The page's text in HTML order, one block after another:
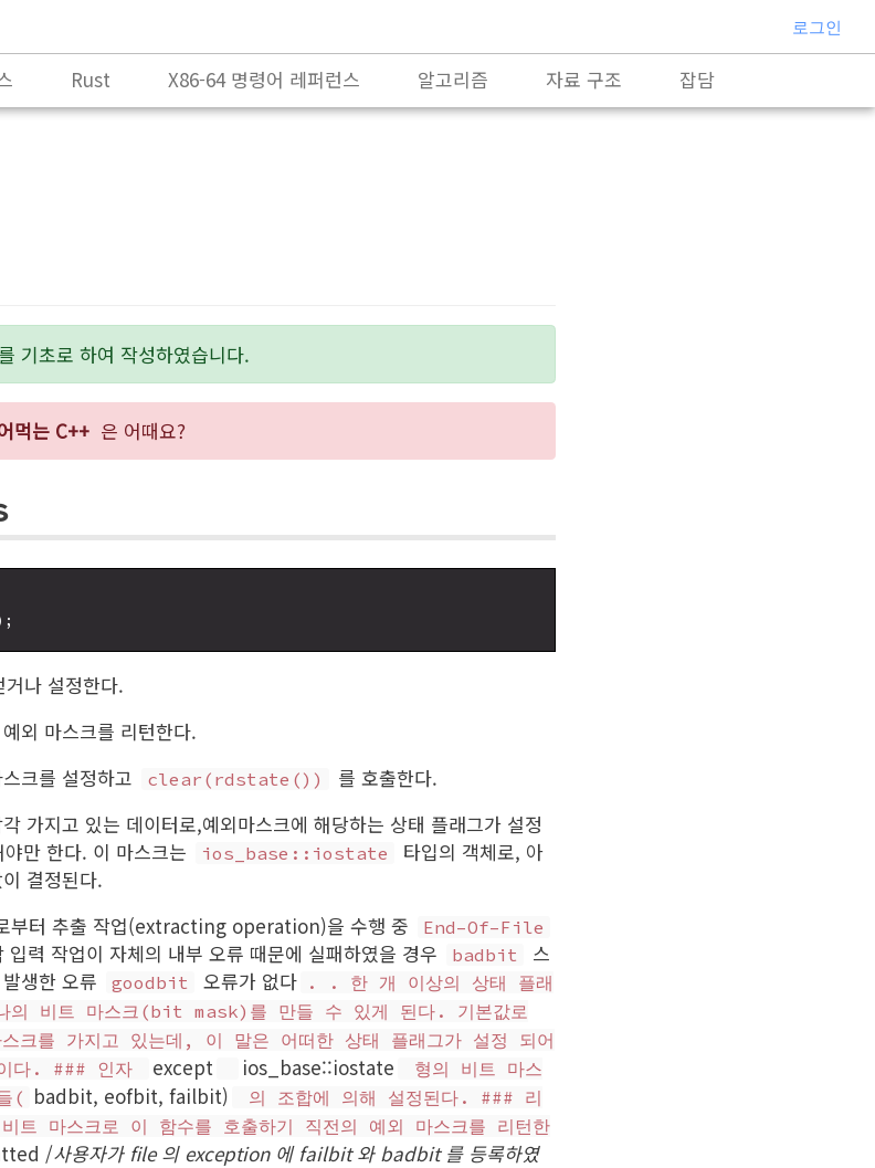
로그인
Rust X86-64 명령어 레퍼런스 알고리즘 자료 구조
잡담
를 기초로 하여 작성하였습니다.
먹는 C++ 은 어때요?
거나 설정한다.
외 마스크를 리턴한다.
크를 설정하고
clear(rdstate())
를 호출한다.
가지고 있는 데이터로,예외마스크에 해당하는 상태 플래그가 설정
야만 한다. 이 마스크는 ios_base::iostate
타입의 객체로, 아
결정된다.
부터 추출 작업(extracting operation)을 수행 중 End–Of–File
입력 작업이 자체의 내부 오류 때문에 실패하였을 경우 badbit
스
생한 오류
goodbit 오류가 없다
. . 한 개 이상의 상태 플래
의 비트 마스크(bit mask)를 만들 수 있게 된다. 기본값로
크를 가지고 있는데, 이 말은 어떠한 상태 플래그가 설정 되어
다. ### 인자
except ios_base::iostate
형의 비트 마스
( badbit, eofbit, failbit)
의 조합에 의해 설정된다. ### 리
트 마스크로 이 함수를 호출하기 직전의 예외 마스크를 리턴한
/사용자가 file 의 exception 에 failbit 와 badbit 를 등록하였